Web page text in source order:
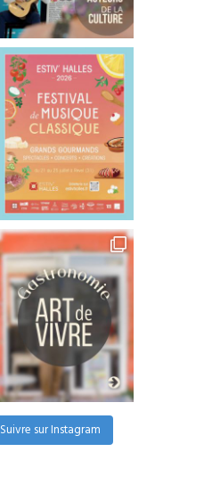
Suivre sur Instagram